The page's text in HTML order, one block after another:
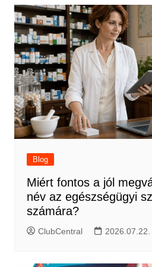
Blog
Miért fontos a jól
név az egészségügyi
számára?
ClubCentral 2026.07.22.